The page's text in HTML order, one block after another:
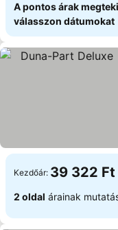
A pontos árak
válasszon dátumokat
Kezdőár: 39 322 Ft
2 oldal árainak